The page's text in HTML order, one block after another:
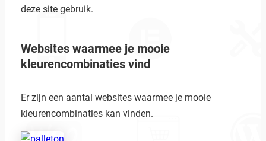
deze site gebruik.
Websites waarmee je mooie
kleurencombinaties vind
Er zijn een aantal websites waarmee je mooie
kleurencombinaties kan vinden.